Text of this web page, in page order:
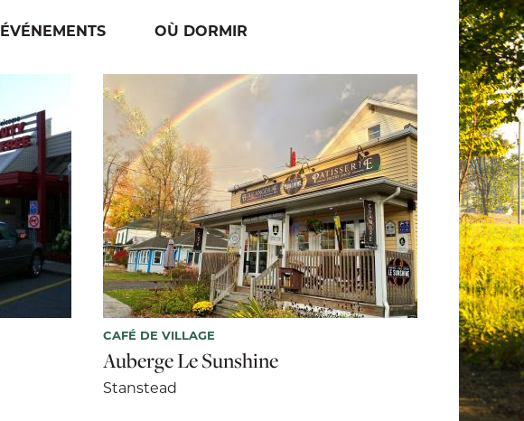
ÉVÉNEMENTS OÙ DORMIR
CAFÉ DE VILLAGE
Auberge Le Sunshine
Stanstead